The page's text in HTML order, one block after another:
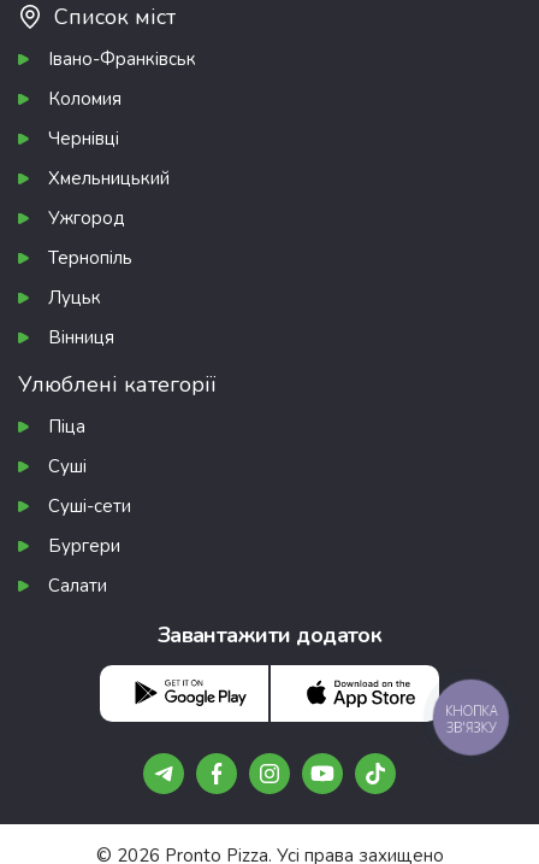
Список міст
Івано-Франківськ
Коломия
Чернівці
Хмельницький
Ужгород
Тернопіль
Луцьк
Вінниця
Улюблені категорії
Піца
Суші
Суші-сети
Бургери
Салати
Завантажити додаток
© 2026 Pronto Pizza. Усі права захищено
КНОПКА
ЗВ'ЯЗКУ